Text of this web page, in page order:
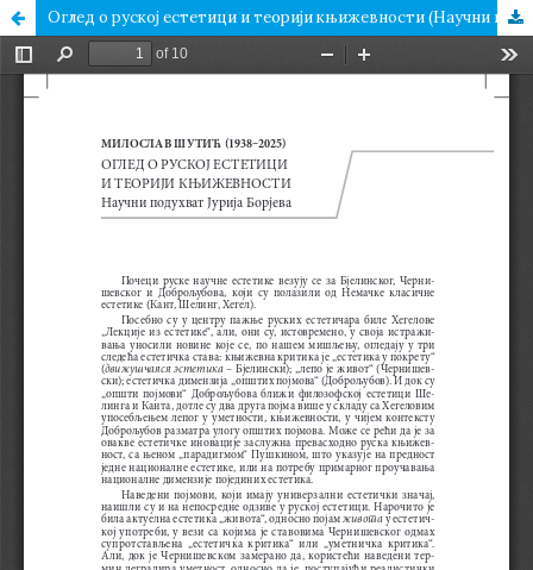
Oглед о руској естетици и теорији књижевности (Научни подухват Јурија Борјева)